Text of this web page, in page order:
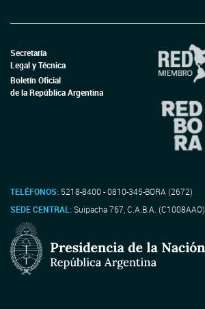
Secretaría
Legal y Técnica
Boletín Oficial
de la República Argentina
TELÉFONOS: 5218-8400 - 0810-345-BORA (2672)
SEDE CENTRAL:Suipacha 767, C.A.B.A. (C1008AAO)